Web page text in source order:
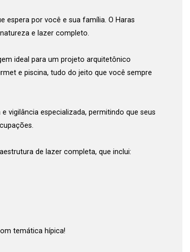
espera por você e sua família. O Haras
e lazer completo.
ideal para um projeto arquitetônico
e piscina, tudo do jeito que você sempre
vigilância especializada, permitindo que seus
de lazer completa, que inclui:
temática hípica!
SERÁ CONFIRMADO
minha senha
Visita